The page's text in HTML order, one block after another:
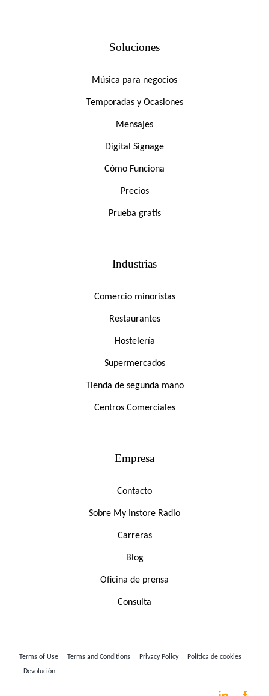
Soluciones
Música para negocios
Temporadas y Ocasiones
Mensajes
Digital Signage
Cómo Funciona
Precios
Prueba gratis
Industrias
Comercio minoristas
Restaurantes
Hostelería
Supermercados
Tienda de segunda mano
Centros Comerciales
Empresa
Contacto
Sobre My Instore Radio
Carreras
Blog
Oficina de prensa
Consulta
Terms of Use Terms and Conditions Privacy Policy
Política de cookies
Devolución